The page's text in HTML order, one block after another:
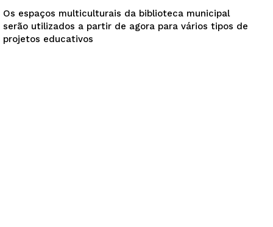
Os espaços multiculturais da biblioteca municipal
serão utilizados a partir de agora para vários tipos de
projetos educativos